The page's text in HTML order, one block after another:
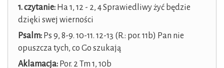
1. czytanie: Ha 1, 12 - 2, 4 Sprawiedliwy żyć będzie
dzięki swej wierności
Psalm: Ps 9, 8-9. 10-11. 12-13 (R.: por. 11b) Pan nie
opuszcza tych, co Go szukają
Aklamacja: Por. 2 Tm 1, 10b